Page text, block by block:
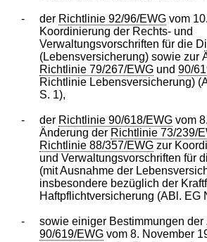
- der Richtlinie 92/96/EWGvom
Koordinierung der Rechts- und
Verwaltungsvorschriften für die
(Lebensversicherung) sowie zur
Richtlinie 79/267/EWGund 90/
Richtlinie Lebensversicherung)
S. 1),
- der Richtlinie 90/618/EWGvom
Änderung der Richtlinie 73/239/
Richtlinie 88/357/EWGzur
und Verwaltungsvorschriften für
(mit Ausnahme der
insbesondere bezüglich der
Haftpflichtversicherung (ABl. EG
- sowie einiger Bestimmungen der
90/619/EWGvom 8. November